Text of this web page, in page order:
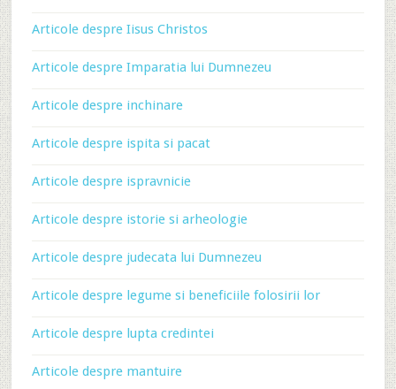
Articole despre Iisus Christos
Articole despre Imparatia lui Dumnezeu
Articole despre inchinare
Articole despre ispita si pacat
Articole despre ispravnicie
Articole despre istorie si arheologie
Articole despre judecata lui Dumnezeu
Articole despre legume si beneficiile folosirii lor
Articole despre lupta credintei
Articole despre mantuire